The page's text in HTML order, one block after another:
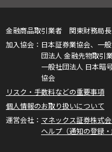
金融商品取引業者 関東財務局
日本証券業協会、一
団法人 金融先物取引業
一般社団法人 日本暗
協会
リスク・手数料などの重要事項
個人情報のお取り扱いについて
マネックス証券株式
ヘルプ（通知の登録・